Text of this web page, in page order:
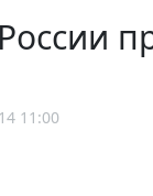
11:00